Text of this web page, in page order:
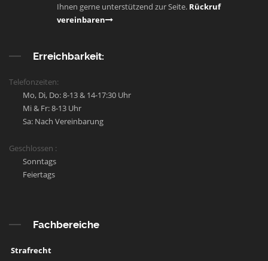
Ihnen gerne unterstützend zur Seite. Rückruf
vereinbaren
Erreichbarkeit:
Telefonzeiten:
Mo, Di, Do: 8-13 & 14-17:30 Uhr
Mi & Fr: 8-13 Uhr
Sa: Nach Vereinbarung
Geschlossen :
Sonntags
Feiertags
Fachbereiche
Strafrecht